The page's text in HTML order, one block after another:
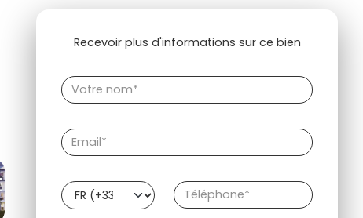
Recevoir plus d'informations sur ce bien